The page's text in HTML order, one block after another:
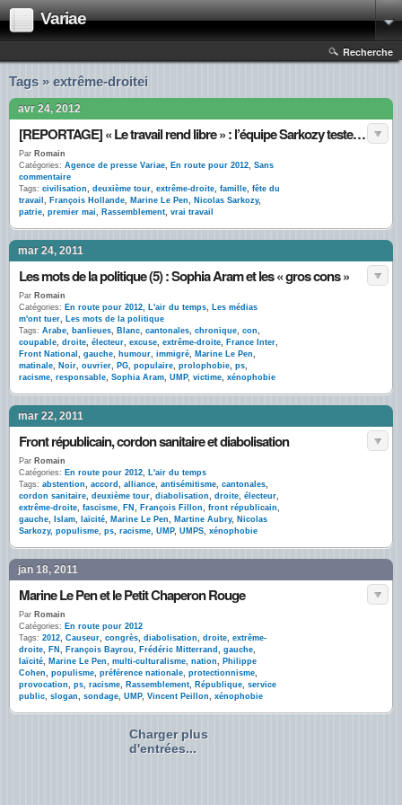
Variae
Recherche
Tags » extrême-droitei
avr 24, 2012
[REPORTAGE] « Le travail rend libre » : l’équipe Sarkozy teste de nouveaux slogans
Par Romain
Catégories: Agence de presse Variae, En route pour 2012, Sans
commentaire
Tags: civilisation, deuxième tour, extrême-droite, famille, fête du
travail , François Hollande, Marine Le Pen, Nicolas Sarkozy,
patrie, premier mai, Rassemblement, vrai travail
mar 24, 2011
Les mots de la politique (5) : Sophia Aram et les « gros cons »
Par Romain
Catégories: En route pour 2012, L'air du temps, Les médias
m'ont tuer, Les mots de la politique
Tags: Arabe, banlieues, Blanc, cantonales, chronique, con,
coupable, droite, électeur, excuse, extrême-droite, France Inter,
Front National , gauche, humour, immigré, Marine Le Pen,
matinale, Noir, ouvrier, PG, populaire, prolophobie, ps,
racisme, responsable, Sophia Aram, UMP, victime, xénophobie
mar 22, 2011
Front républicain, cordon sanitaire et diabolisation
Par Romain
Catégories: En route pour 2012, L'air du temps
Tags: abstention, accord , alliance, antisémitisme, cantonales,
cordon sanitaire, deuxième tour, diabolisation, droite, électeur,
extrême-droite, fascisme, FN , François Fillon, front républicain,
gauche, Islam, laïcité, Marine Le Pen, Martine Aubry, Nicolas
Sarkozy, populisme, ps, racisme, UMP, UMPS, xénophobie
jan 18, 2011
Marine Le Pen et le Petit Chaperon Rouge
Par Romain
Catégories: En route pour 2012
Tags: 2012, Causeur, congrès, diabolisation, droite, extrême-
droite, FN , François Bayrou, Frédéric Mitterrand , gauche,
laïcité, Marine Le Pen, multi-culturalisme, nation, Philippe
Cohen, populisme, préférence nationale, protectionnisme,
provocation, ps, racisme, Rassemblement, République, service
public, slogan, sondage, UMP, Vincent Peillon, xénophobie
Charger plus
d'entrées...